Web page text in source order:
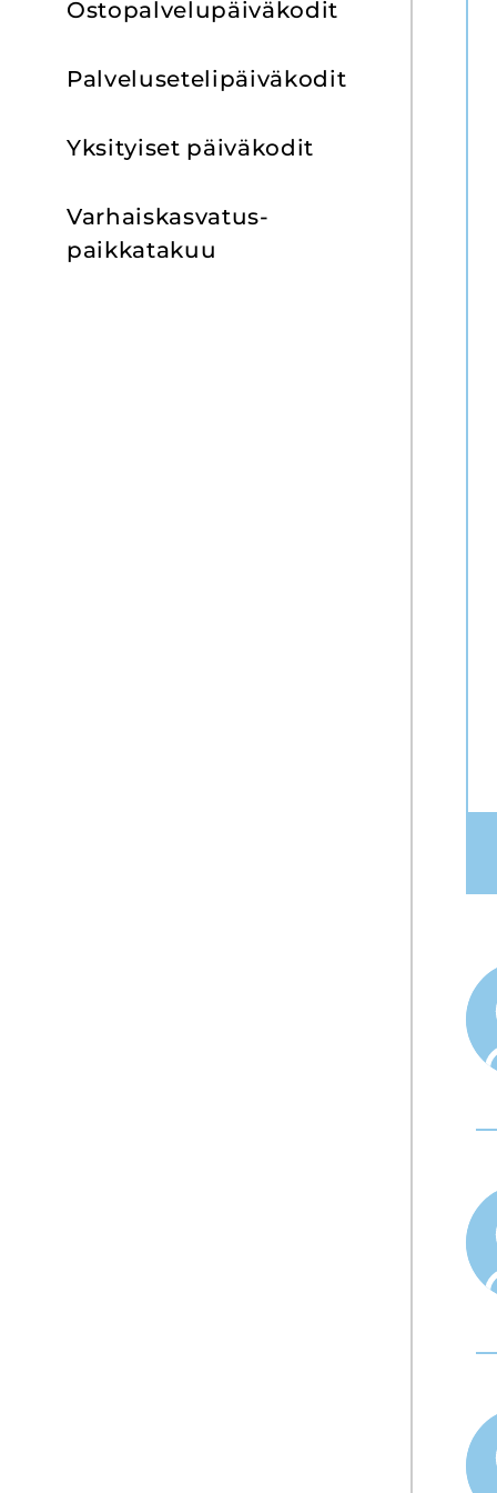
Os­to­pal­ve­lu­päi­vä­ko­dit
Pal­ve­luse­te­li­päi­vä­ko­dit
Yk­si­tyi­set päi­vä­ko­dit
Varhaiskasvatus­
paikkatakuu